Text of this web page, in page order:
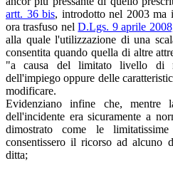
artt. 36 bis, introdotto nel 2003
ora trasfuso nelD.Lgs. 9 aprile
alla quale l'utilizzazione di una
consentita quando quella di altre
"a causa del limitato livello di
dell'impiego oppure delle
modificare.
Evidenziano infine che,
dell'incidente era sicuramente a
dimostrato come le
consentissero il ricorso ad alcuno
ditta;